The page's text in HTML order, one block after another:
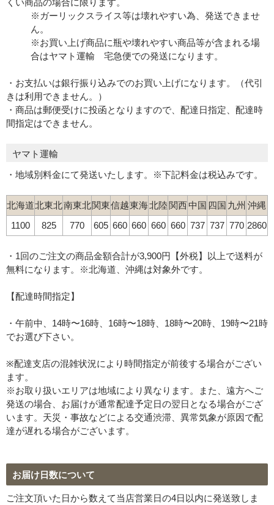
※ガーリックスライス等は壊れやすい為、発送できませ
ん。
※お買い上げ商品に瓶や壊れやすい商品等が含まれる場
合はヤマト運輸 宅急便での発送になります。
・お支払いは銀行振り込みでのお買い上げになります。（代引
きは利用できません。）
・商品は郵便受けに投函となりますので、配達日指定、配達時
間指定はできません。
ヤマト運輸
・地域別料金にて発送いたします。※下記料金は税込みです。
北海道北東北南東北関東信越東海北陸 関西中国 四国 九州 沖縄
1100
825 770 605 660 660 660 660 737 737 770 2860
・1回のご注文の商品金額合計が3,900円【外税】以上で送料が
無料になります。※北海道、沖縄は対象外です。
【配達時間指定】
・午前中、14時〜16時、16時〜18時、18時〜20時、19時〜21時
でお選び下さい。
※配達支店の混雑状況により時間指定が前後する場合がござい
ます。
※お取り扱いエリアは地域により異なります。また、遠方へご
発送の場合、お届けが通常配達予定日の翌日となる場合がござ
います。天災・事故などによる交通渋滞、異常気象が原因で配
達が遅れる場合がございます。
お届け日数について
ご注文頂いた日から数えて当店営業日の4日以内に発送致しま